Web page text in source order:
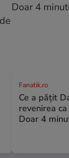
Fanatik.ro
Ce a pățit
revenirea
Doar 4